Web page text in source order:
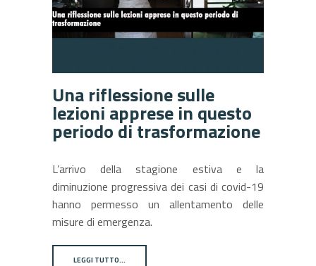
Una riflessione sulle
lezioni apprese in questo
periodo di trasformazione
L’arrivo della stagione estiva e la
diminuzione progressiva dei casi di covid-19
hanno permesso un allentamento delle
misure di emergenza.
LEGGI TUTTO…